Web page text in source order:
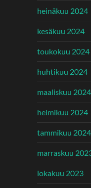
heinäkuu 2024
kesäkuu 2024
toukokuu 2024
huhtikuu 2024
maaliskuu 2024
helmikuu 2024
tammikuu 2024
marraskuu
lokakuu 2023